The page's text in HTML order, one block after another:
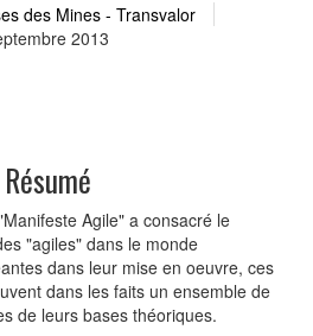
des Mines - Transvalor
2013
Résumé
Agile" a consacré le
"agiles" dans le monde
dans leur mise en oeuvre, ces
dans les faits un ensemble de
de leurs bases théoriques.